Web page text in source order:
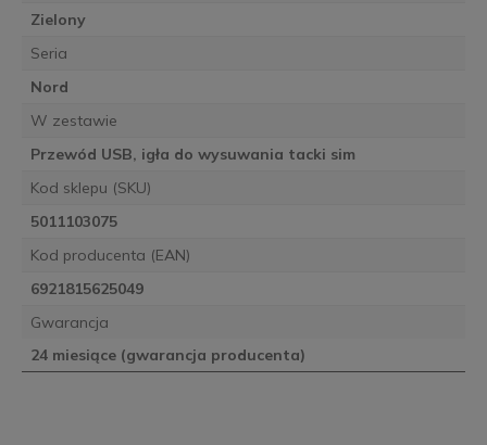
Zielony
Seria
Nord
W zestawie
Przewód USB, igła do wysuwania tacki sim
Kod sklepu (SKU)
5011103075
Kod producenta (EAN)
6921815625049
Gwarancja
24 miesiące (gwarancja producenta)